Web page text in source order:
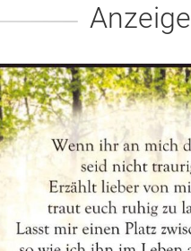
Anzeige